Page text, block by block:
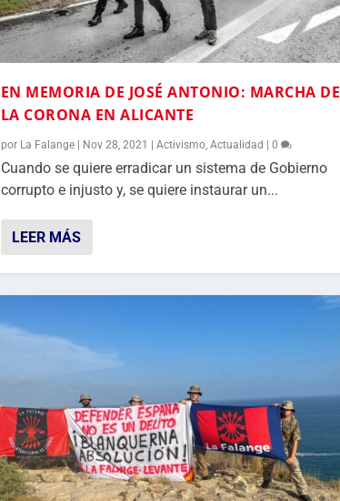
EN MEMORIA DE JOSÉ ANTONIO: MARCHA DE
LA CORONA EN ALICANTE
por La Falange| Nov 28, 2021 Activismo, Actualidad 0
Cuando se quiere erradicar un sistema de Gobierno
corrupto e injusto y, se quiere instaurar un...
LEER MÁS